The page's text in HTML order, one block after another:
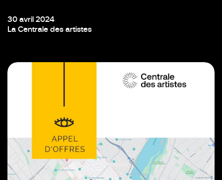
30 avril 2024
La Centrale des artistes